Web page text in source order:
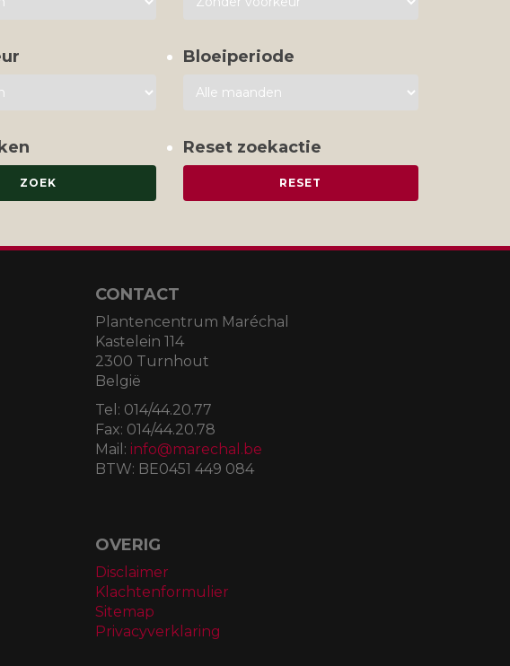
Bloeiperiode
Reset zoekactie
CONTACT
Plantencentrum Maréchal
Kastelein 114
2300 Turnhout
België
Tel: 014/44.20.77
Fax: 014/44.20.78
Mail: info@marechal.be
BTW: BE0451 449 084
OVERIG
Disclaimer
Klachtenformulier
Sitemap
Privacyverklaring